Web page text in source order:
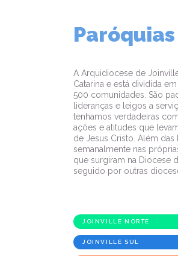
Paróquias
A Arquidiocese de
Catarina e está dividida
500 comunidades. São
lideranças e leigos a
tenhamos verdadeiras
ações e atitudes que
de Jesus Cristo. Além
semanalmente nas
que surgiram na Diocese
seguido por outras
JOINVILLE NORTE
JOINVILLE SUL